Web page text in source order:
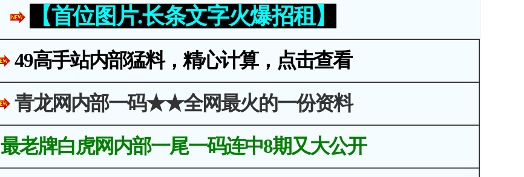
【首位图片.长条文字火爆招租】
49高手站内部猛料，精心计算，点击查看
青龙网内部一码★★全网最火的一份资料
最老牌白虎网内部一尾一码连中8期又大公开